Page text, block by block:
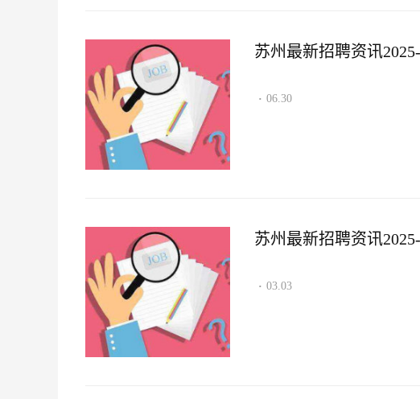
苏州最新招聘资讯
· 06.30
苏州最新招聘资讯
· 03.03